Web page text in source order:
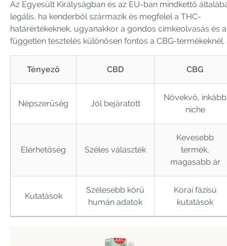
Az Egyesült Királyságban és az EU-ban mindkettő
legális, ha kenderből származik és megfelel a THC-
határértékeknek, ugyanakkor a gondos címkeolvasás és a
független tesztelés különösen fontos a CBG-termékeknél.
Tényező CBD CBG
Népszerűség Jól bejáratott
Növekvő, inkább
niche
Elérhetőség Széles választék
Kevesebb
termék,
magasabb ár
Kutatások
Szélesebb körű
humán adatok
Korai fázisú
kutatások